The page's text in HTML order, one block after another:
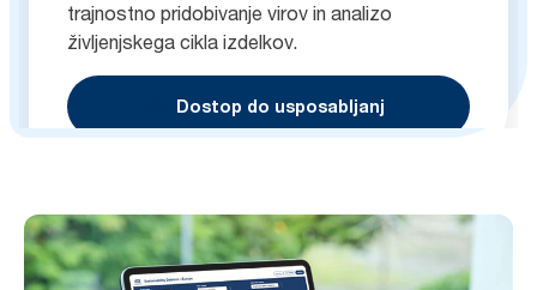
trajnostno pridobivanje virov in analizo
življenjskega cikla izdelkov.
Dostop do usposabljanj